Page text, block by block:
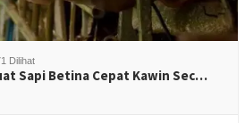
Dilihat
Sapi Betina Cepat Kawin Sec…